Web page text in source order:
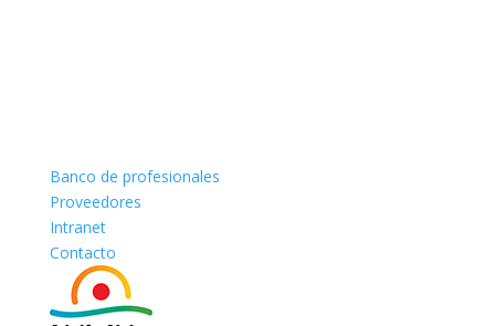
Banco de profesionales
Proveedores
Intranet
Contacto